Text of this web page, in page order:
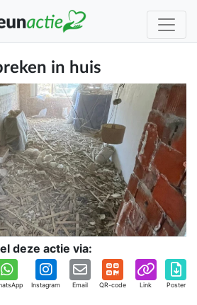
in huis
deze actie via:
Instagram Email QR-code Link Poster